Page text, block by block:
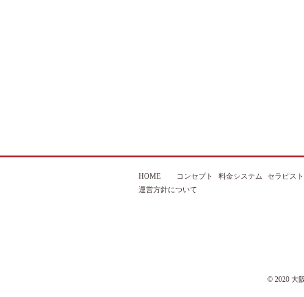
HOME コンセプト 料金システム セラピス
運営方針について
© 2020 大